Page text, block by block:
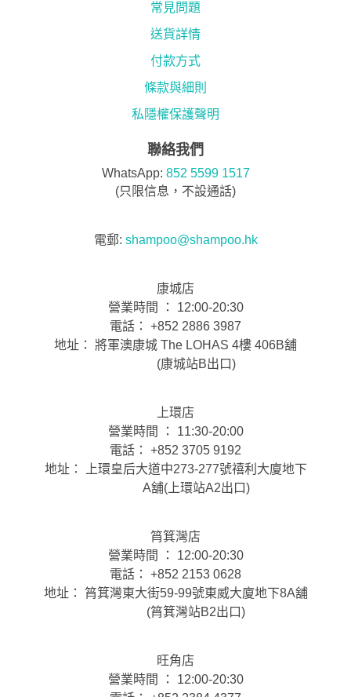
常見問題
送貨詳情
付款方式
條款與細則
私隱權保護聲明
聯絡我們
WhatsApp: 852 5599 1517
(只限信息，不設通話)
電郵: shampoo@shampoo.hk
康城店
營業時間 ： 12:00-20:30
電話： +852 2886 3987
地址： 將軍澳康城 The LOHAS 4樓 406B舖
(康城站B出口)
上環店
營業時間 ： 11:30-20:00
電話： +852 3705 9192
地址： 上環皇后大道中273-277號禧利大廈地下
A舖(上環站A2出口)
筲箕灣店
營業時間 ： 12:00-20:30
電話： +852 2153 0628
地址： 筲箕灣東大街59-99號東威大廈地下8A舖
(筲箕灣站B2出口)
旺角店
營業時間 ： 12:00-20:30